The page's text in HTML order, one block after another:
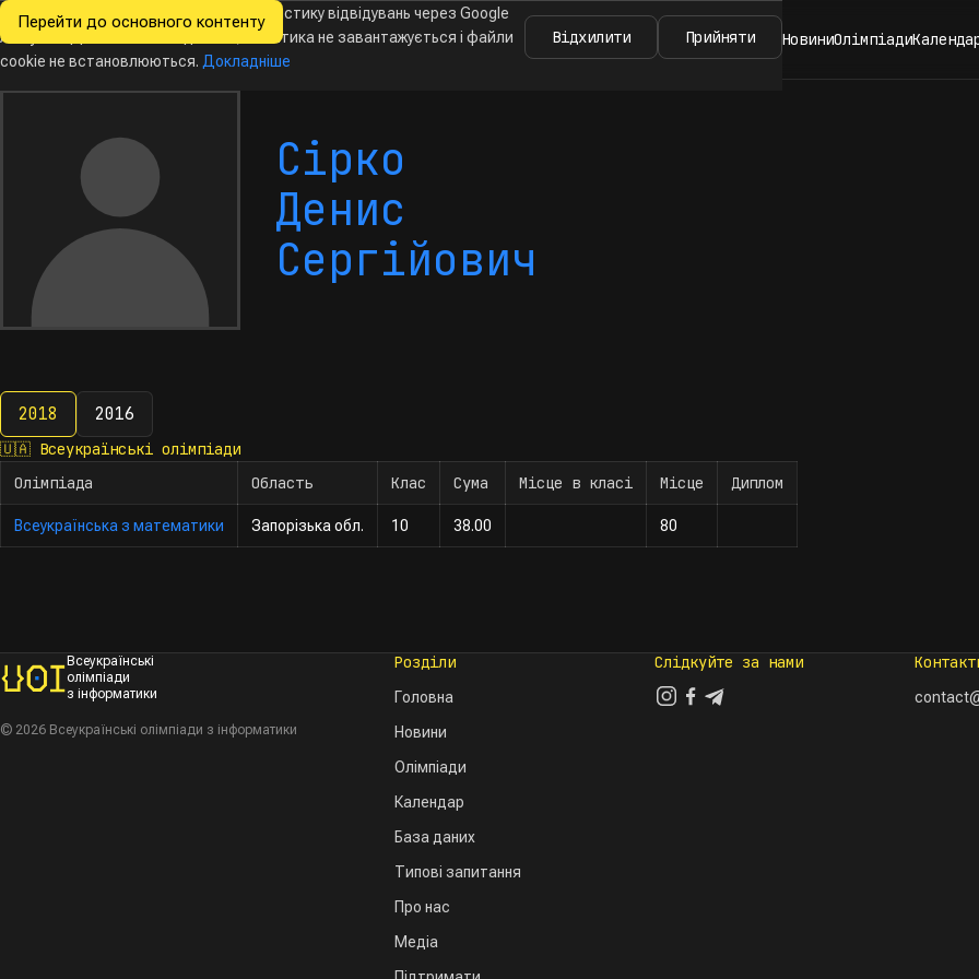
Перейти до основного контенту
Всеукраїнські
з інформатики
НовиниОлімпіади
Сірко
Денис
Сергійович
2018 2016
2018
🇺🇦 Всеукраїнські олімпіади
Олімпіада
Область Клас Сума Місце в класі Місце Диплом
Всеукраїнська з математики Запорізька обл. 10 38.00 80
Всеукраїнські
олімпіади
з інформатики
© 2026 Всеукраїнські олімпіади з інформатики
Розділи
Головна
Новини
Олімпіади
Календар
База даних
Типові запитання
Про нас
Медіа
Слідкуйте за нами
Ми хочемо збирати знеособлену статистику відвідувань через Google
Analytics. Доки ви не погодитесь, аналітика не завантажується і файли
cookie не встановлюються. Докладніше
Відхилити Прийняти